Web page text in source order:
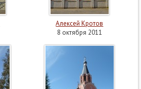
Алексей Кротов
8 октября 2011